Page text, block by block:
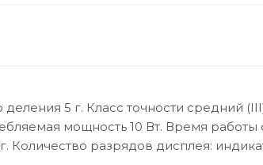
5 г. Класс точности средний
мощность 10 Вт. Время работы
Количество разрядов дисплея: